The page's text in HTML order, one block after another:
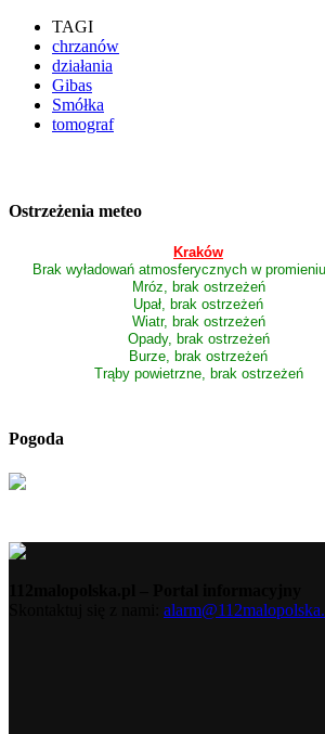
TAGI
chrzanów
działania
Gibas
Smółka
tomograf
Ostrzeżenia meteo
Kraków
Brak wyładowań atmosferycznych w
Mróz, brak ostrzeżeń
Upał, brak ostrzeżeń
Wiatr, brak ostrzeżeń
Opady, brak ostrzeżeń
Burze, brak ostrzeżeń
Trąby powietrzne, brak ostrzeżeń
Pogoda